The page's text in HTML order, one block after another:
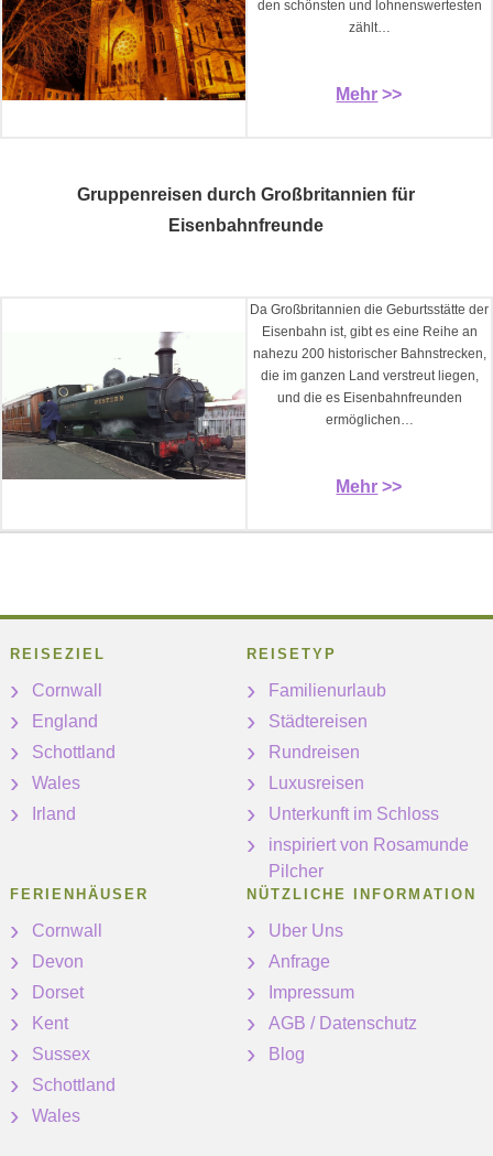
den schönsten und lohnenswertesten
zählt…
Mehr >>
Gruppenreisen durch Großbritannien für
Eisenbahnfreunde
Da Großbritannien die Geburtsstätte der
Eisenbahn ist, gibt es eine Reihe an
nahezu 200 historischer Bahnstrecken,
die im ganzen Land verstreut liegen,
und die es Eisenbahnfreunden
ermöglichen…
Mehr >>
REISEZIEL
Cornwall
England
Schottland
Wales
Irland
REISETYP
Familienurlaub
Städtereisen
Rundreisen
Luxusreisen
Unterkunft im Schloss
inspiriert von Rosamunde
Pilcher
FERIENHÄUSER
Cornwall
Devon
Dorset
Kent
Sussex
Schottland
Wales
NÜTZLICHE INFORMATION
Uber Uns
Anfrage
Impressum
AGB / Datenschutz
Blog